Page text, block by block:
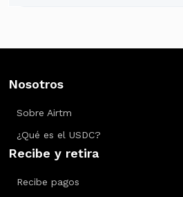
Nosotros
Sobre Airtm
¿Qué es el USDC?
Recibe y retira
Recibe pagos